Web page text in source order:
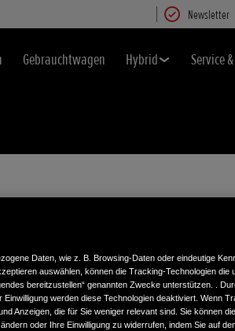
Newsletter
Gebrauchtwagen Hybrid Service
Daten, wie z. B. Browsing-Daten oder eindeutige
auswählen, können die Tracking-Technologien die
bereitzustellen“ genannten Zwecke unterstützen. .
werden diese Technologien deaktiviert. Wenn
Anzeigen, die für Sie weniger relevant sind. Sie können
oder Ihre Einwilligung zu widerrufen, indem Sie auf